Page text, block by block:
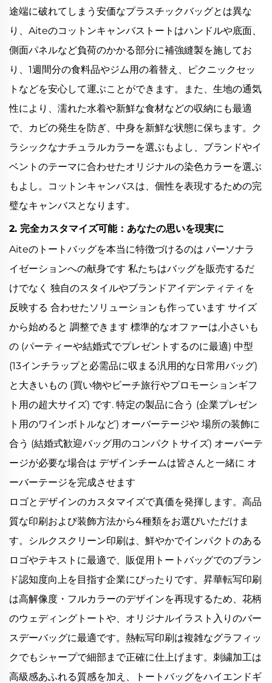
途端に破れてしまう安価なプラスチックバッグとは異な
り、Aiteのコットンキャンバストートはハンドルや底面、
側面パネルなど負荷のかかる部分に補強縫製を施してお
り、1週間分の食料品やジム用の着替え、ピクニックセッ
トなどを安心して運ぶことができます。また、生地の通気
性により、濡れた水着や新鮮な食材などの収納にも最適
で、カビの発生を防ぎ、中身を新鮮な状態に保ちます。ク
ラシックなナチュラルカラーを選ぶもよし、ブランドやイ
ベントのテーマに合わせたオリジナルの染色カラーを選ぶ
もよし。コットンキャンバスは、個性を表現するための完
璧なキャンバスとなります。
2. 完全カスタマイズ可能：あなたの思いを現実に
Aiteのトートバッグを本当に特徴づけるのは パーソナラ
イゼーションへの献身です 私たちはバッグを販売するだ
けでなく 独自のスタイルやブランドアイデンティティを
反映する 合わせたソリューションも作っています サイズ
から始めると 調整できます 標準的なオファーは,小さいも
の (パーティーや結婚式でプレゼントするのに最適) 中型
(13インチラップと必需品に収まる汎用的な日常用バッグ)
と大きいもの (買い物やビーチ旅行やプロモーションギフ
ト用の超大サイズ) です. 特定の製品に合う (企業プレゼン
ト用のワインボトルなど) オーバーテージや 場所の装飾に
合う (結婚式歓迎バッグ用のコンパクトサイズ) オーバーテ
ージが必要な場合は デザインチームは皆さんと一緒に オ
ーバーテージを完成させます
ロゴとデザインのカスタマイズで真価を発揮します。高品
質な印刷および装飾方法から4種類をお選びいただけま
す。シルクスクリーン印刷は、鮮やかでインパクトのある
ロゴやテキストに最適で、販促用トートバッグでのブラン
ド認知度向上を目指す企業にぴったりです。昇華転写印刷
は高解像度・フルカラーのデザインを再現するため、花柄
のウェディングトートや、オリジナルイラスト入りのバー
スデーバッグに最適です。熱転写印刷は複雑なグラフィッ
クでもシャープで細部まで正確に仕上げます。刺繍加工は
高級感あふれる質感を加え、トートバッグをハイエンドギ